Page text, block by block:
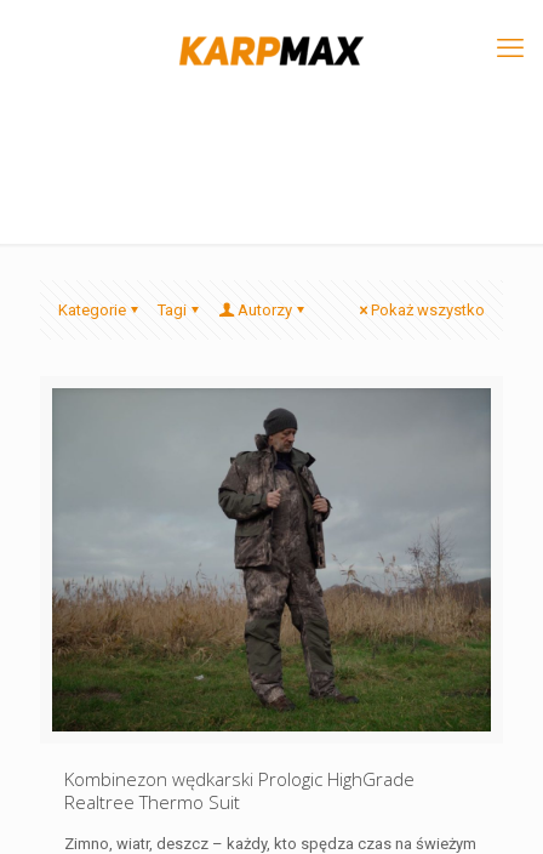
Kategorie Tagi Autorzy Pokaż wszystko
Kombinezon wędkarski Prologic HighGrade
Realtree Thermo Suit
Zimno, wiatr, deszcz – każdy, kto spędza czas na świeżym